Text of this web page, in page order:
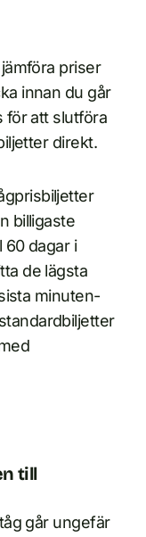
priser
innan du går
för att slutföra
direkt.
billigaste
60 dagar i
de lägsta
minuten-
till
går ungefär